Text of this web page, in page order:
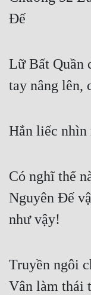
Truyện Convert
Truyện Nhập Môn
Truyện ngắn
Cạnh Kỹ
Cổ Tiên Hiệp
Cổ Đại
Đế
Lữ Bất Quần
tay nâng lên,
Hắn liếc nhìn
Có nghĩ thế
Nguyên Đế
như vậy!
Truyền ngôi
Vân làm thái